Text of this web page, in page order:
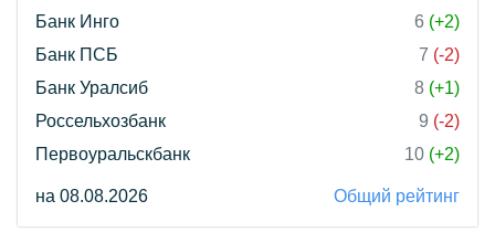
Банк Инго
6 (+2)
Банк ПСБ
7 (-2)
Банк Уралсиб
8 (+1)
Россельхозбанк
9 (-2)
Первоуральскбанк
10 (+2)
на 08.08.2026 Общий рейтинг